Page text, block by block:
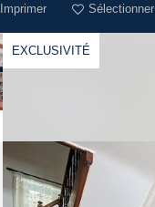
Imprimer Sélectionner
EXCLUSIVITÉ